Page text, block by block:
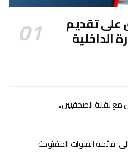
على تقديم
الداخلية
نقابة الصحفيين..
قائمة القنوات المفتوحة